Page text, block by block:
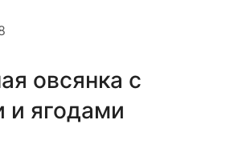
овсянка с
и ягодами